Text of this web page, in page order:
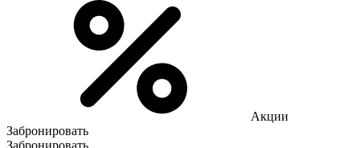
Акции
Забронировать
Забронировать